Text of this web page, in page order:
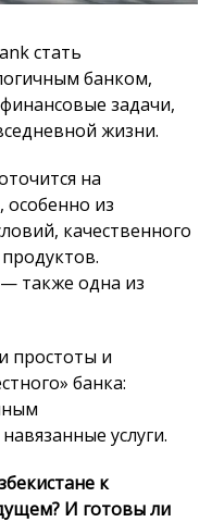
стать
банком,
задачи,
жизни.
на
из
качественного
также одна из
простоты и
банка:
услуги.
к
И готовы ли